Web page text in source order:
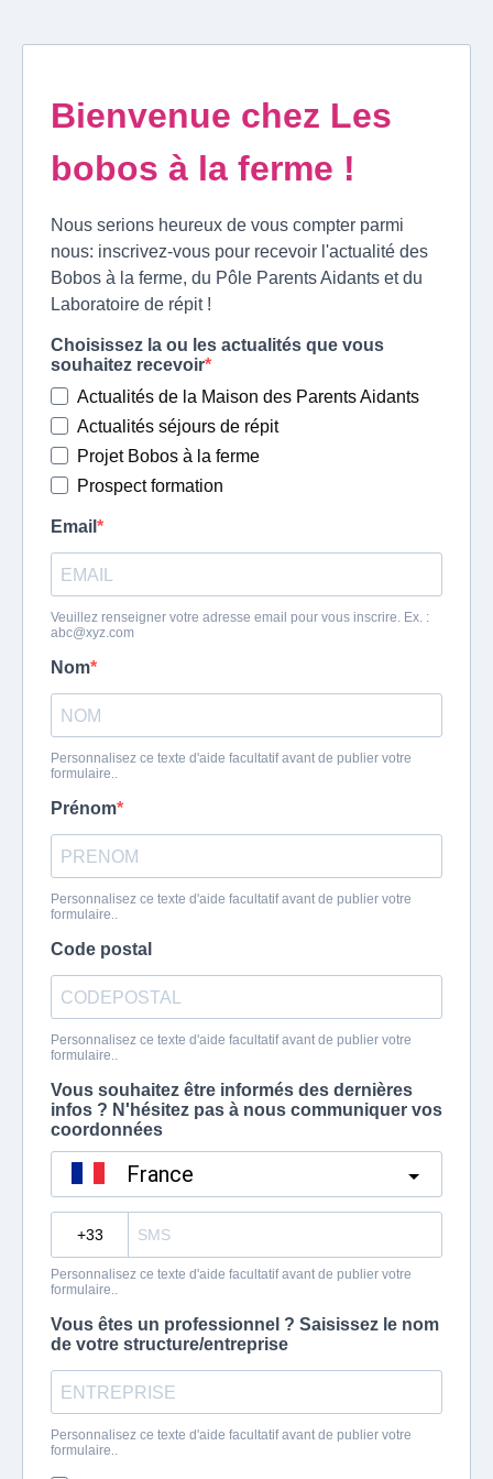
Bienvenue chez Les
bobos à la ferme !
Nous serions heureux de vous compter parmi
nous: inscrivez-vous pour recevoir l'actualité des
Bobos à la ferme, du Pôle Parents Aidants et du
Laboratoire de répit !
Choisissez la ou les actualités que vous
souhaitez recevoir
Actualités de la Maison des Parents Aidants
Actualités séjours de répit
Projet Bobos à la ferme
Prospect formation
Email
Veuillez renseigner votre adresse email pour vous inscrire. Ex. :
abc@xyz.com
Nom
Personnalisez ce texte d'aide facultatif avant de publier votre
formulaire..
Prénom
Personnalisez ce texte d'aide facultatif avant de publier votre
formulaire..
Code postal
Personnalisez ce texte d'aide facultatif avant de publier votre
formulaire..
Vous souhaitez être informés des dernières
infos ? N'hésitez pas à nous communiquer vos
coordonnées
France
Personnalisez ce texte d'aide facultatif avant de publier votre
formulaire..
Vous êtes un professionnel ? Saisissez le nom
de votre structure/entreprise
Personnalisez ce texte d'aide facultatif avant de publier votre
formulaire..